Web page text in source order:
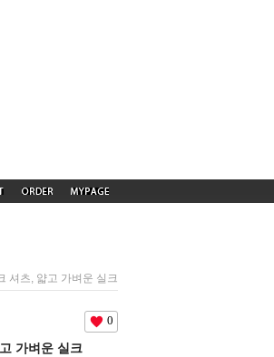
셔츠, 얇고 가벼운 실크
0
가벼운 실크